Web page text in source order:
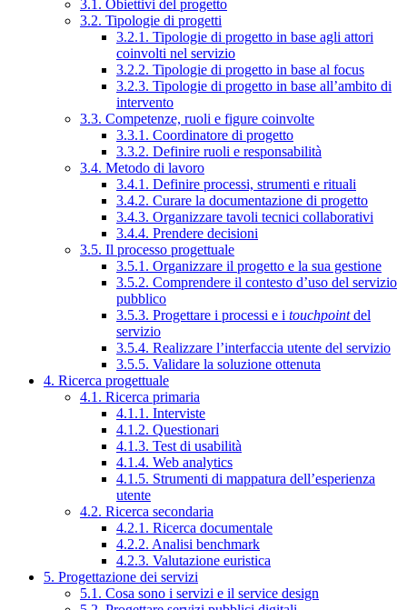
3.1. Obiettivi del progetto
3.2. Tipologie di progetti
3.2.1. Tipologie di progetto in base agli attori
coinvolti nel servizio
3.2.2. Tipologie di progetto in base al focus
3.2.3. Tipologie di progetto in base all’ambito di
intervento
3.3. Competenze, ruoli e figure coinvolte
3.3.1. Coordinatore di progetto
3.3.2. Definire ruoli e responsabilità
3.4. Metodo di lavoro
3.4.1. Definire processi, strumenti e rituali
3.4.2. Curare la documentazione di progetto
3.4.3. Organizzare tavoli tecnici collaborativi
3.4.4. Prendere decisioni
3.5. Il processo progettuale
3.5.1. Organizzare il progetto e la sua gestione
3.5.2. Comprendere il contesto d’uso del servizio
pubblico
3.5.3. Progettare i processi e i touchpointdel
servizio
3.5.4. Realizzare l’interfaccia utente del servizio
3.5.5. Validare la soluzione ottenuta
4. Ricerca progettuale
4.1. Ricerca primaria
4.1.1. Interviste
4.1.2. Questionari
4.1.3. Test di usabilità
4.1.4. Web analytics
4.1.5. Strumenti di mappatura dell’esperienza
utente
4.2. Ricerca secondaria
4.2.1. Ricerca documentale
4.2.2. Analisi benchmark
4.2.3. Valutazione euristica
5. Progettazione dei servizi
5.1. Cosa sono i servizi e il service design